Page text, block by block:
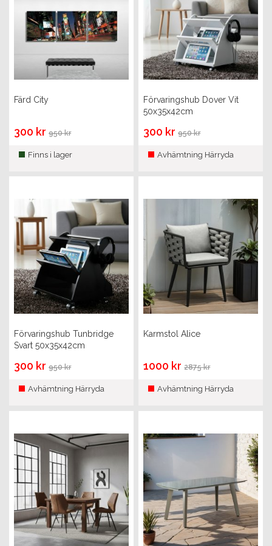
Färd City
300 kr950 kr
Finns i lager
Förvaringshub Dover Vit
50x35x42cm
300 kr950 kr
Avhämtning Härryda
Förvaringshub Tunbridge
Svart 50x35x42cm
300 kr950 kr
Avhämtning Härryda
Karmstol Alice
1000 kr2875 kr
Avhämtning Härryda